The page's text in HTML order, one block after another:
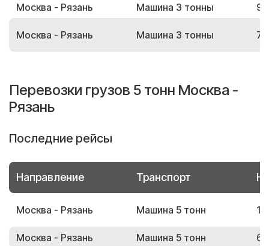
Москва - Рязань
Машина 3 тонны
Москва - Рязань Машина 3 тонны
Перевозки грузов 5 тонн Москва -
Рязань
Последние рейсы
Направление Транспорт
Москва - Рязань Машина 5 тонн
Москва - Рязань Машина 5 тонн